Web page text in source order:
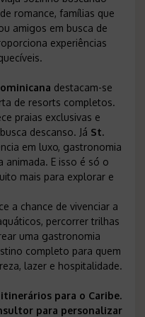
romance, famílias que
amigos em busca de
experiências
destacam-se
de resorts completos.
praias exclusivas e
descanso. Já St.
em luxo, gastronomia
animada. E isso é só o
mais para explorar e
a chance de vivenciar a
percorrer trilhas
uma gastronomia
completo para quem
lazer e hospitalidade.
para o Caribe.
para personalizar